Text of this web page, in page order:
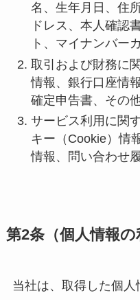
名、生年月日、住
ドレス、本人確認
ト、マイナンバー
取引および財務に
情報、銀行口座情
確定申告書、その
サービス利用に関
キー（Cookie）情
情報、問い合わせ
第2条（個人情報の
当社は、取得した個